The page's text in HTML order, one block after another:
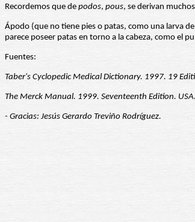
Recordemos que de podos, pous, se derivan
Ápodo (que no tiene pies o patas, como una larva
parece poseer patas en torno a la cabeza, como el
Fuentes:
Taber's Cyclopedic Medical Dictionary. 1997. 19
The Merck Manual. 1999. Seventeenth Edition. USA.
- Gracias: Jesús Gerardo Treviño Rodríguez.